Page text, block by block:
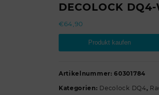
DECOLOCK
€64,90
Produkt kaufen
Artikelnummer:60301784
Kategorien: Decolock DQ4,